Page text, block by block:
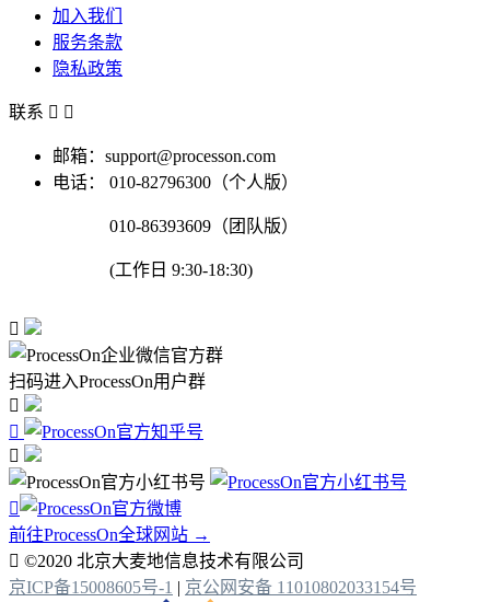
加入我们
服务条款
隐私政策
联系  
邮箱：support@processon.com
电话：
010-82796300（个人版）
010-86393609（团队版）
(工作日 9:30-18:30)

扫码进入ProcessOn用户群




前往ProcessOn全球网站 →
 ©2020 北京大麦地信息技术有限公司
京ICP备15008605号-1 | 京公网安备 11010802033154号